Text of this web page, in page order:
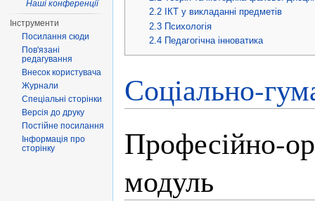
2.2
ІКТ у викладанні предметів
2.3 Психологія
2.4 Педагогічна інноватика
Соціально-
Професійно-
модуль
Наші конференції
Інструменти
Посилання сюди
Пов'язані
редагування
Внесок користувача
Журнали
Спеціальні сторінки
Версія до друку
Постійне посилання
Інформація про
сторінку